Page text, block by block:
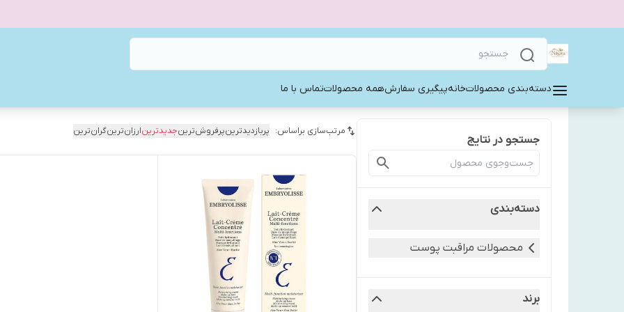
دسته‌بندی محصولاتخانهپیگیری سفارشهمه محصولاتتماس با ما
جستجو در نتایج
دسته‌بندی
محصولات مراقبت پوست
برند
مرتب‌سازی براساس: پربازدیدترینپرفروش‌ترینجدیدترینارزان‌ترینگران‌ترین